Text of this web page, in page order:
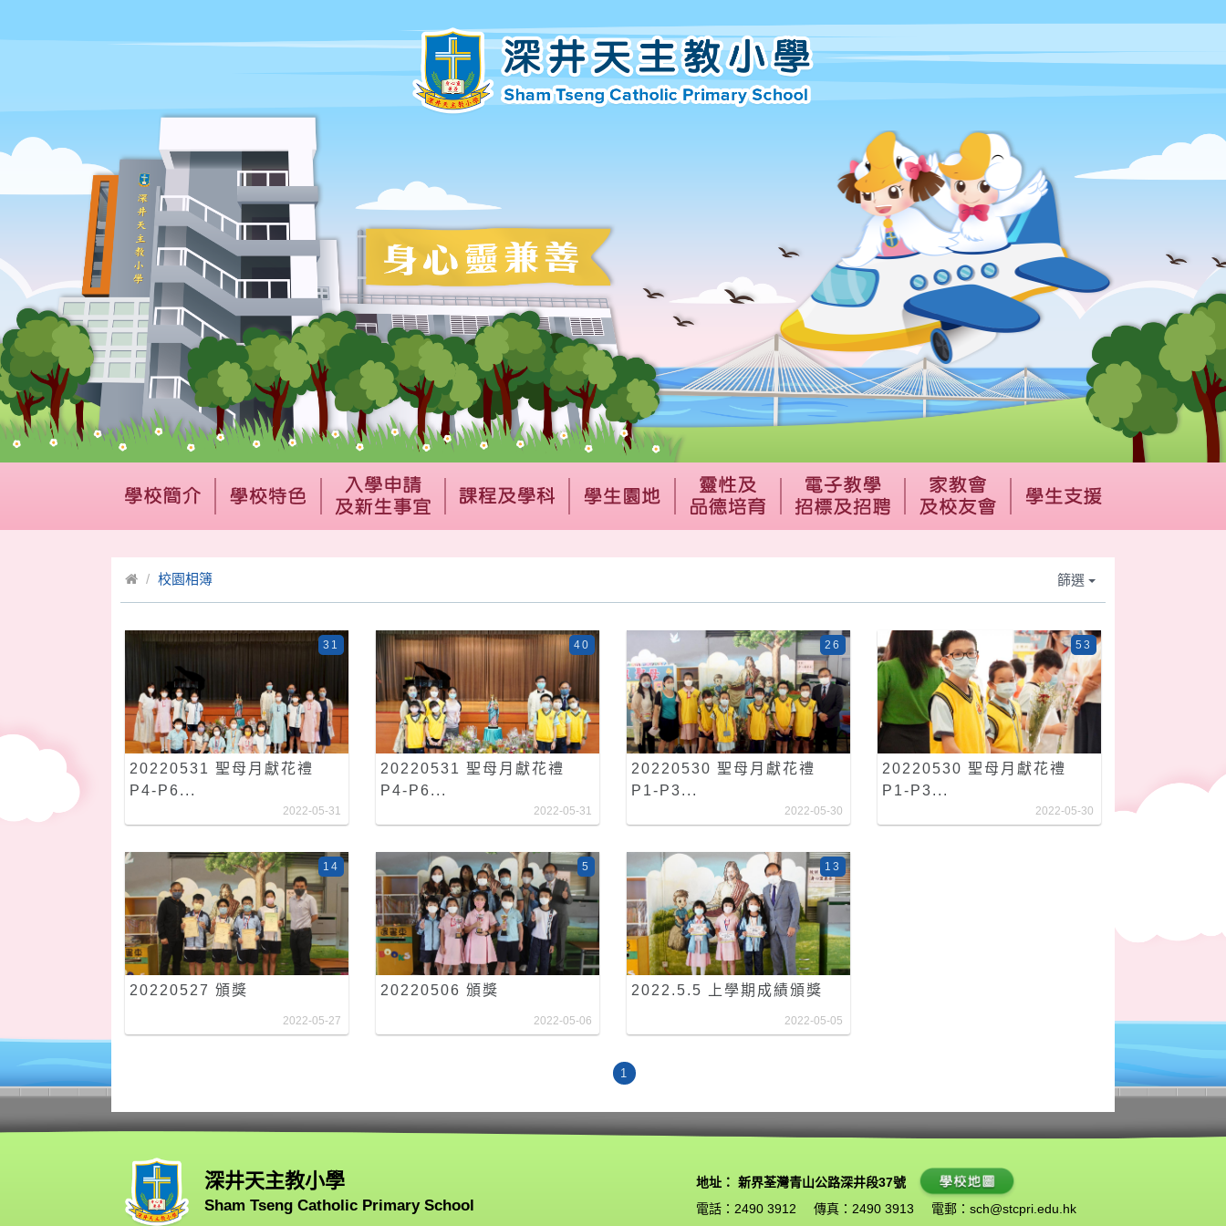
校園相簿 篩選
20220531 聖母月獻花禮
P4-P6...
31
2022-05-31
20220531 聖母月獻花禮
P4-P6...
40
2022-05-31
20220530 聖母月獻花禮
P1-P3...
26
2022-05-30
20220530 聖母月獻花禮
P1-P3...
53
2022-05-30
20220527 頒獎
14
2022-05-27
20220506 頒獎
5
2022-05-06
2022.5.5 上學期成績頒獎
13
2022-05-05
1
深井天主教小學
Sham Tseng Catholic Primary School
地址： 新界荃灣青山公路深井段37號
電話：2490 3912
傳真：2490 3913 電郵： sch@stcpri.edu.hk